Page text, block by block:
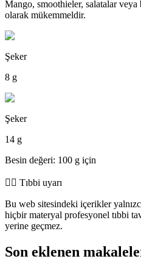
Mango, smoothieler, salatalar veya
olarak mükemmeldir.
Şeker
8 g
Şeker
14 g
Besin değeri: 100 g için
👨‍⚕️️ Tıbbi uyarı
Bu web sitesindeki içerikler
hiçbir materyal profesyonel tıbbi
yerine geçmez.
Son eklenen